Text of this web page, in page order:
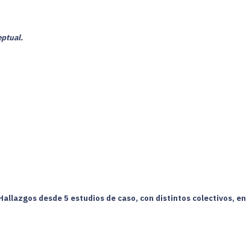
desde 5 estudios de caso, con distintos colectivos, en